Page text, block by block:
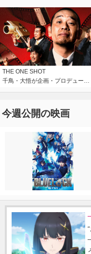
THE ONE SHOT
千鳥・大悟が企画・プロデュー…
今週公開の映画